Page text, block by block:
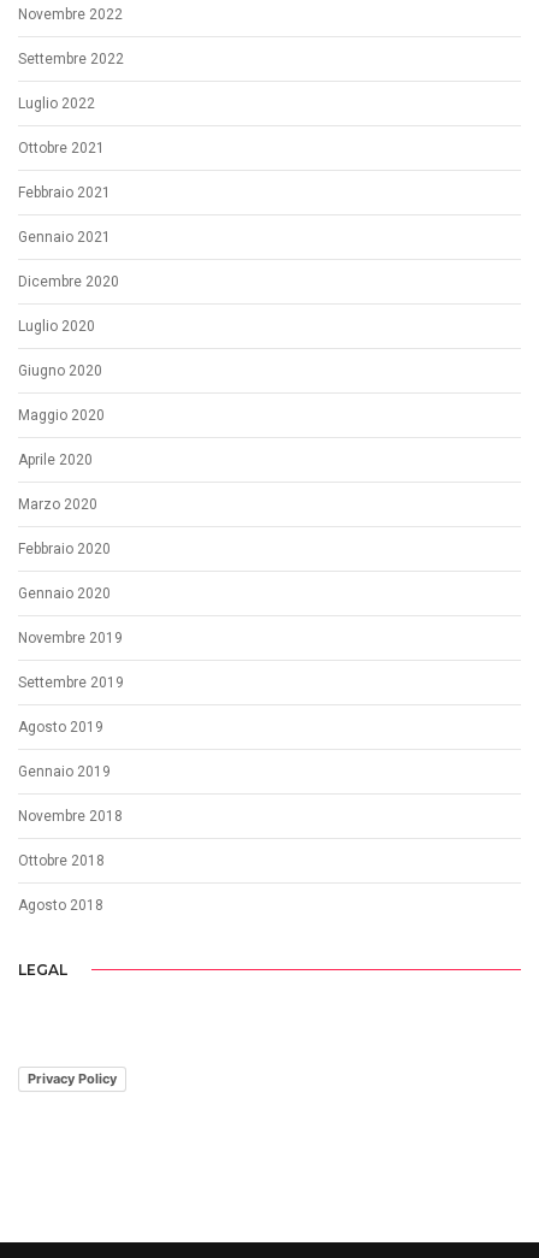
Novembre 2022
Settembre 2022
Luglio 2022
Ottobre 2021
Febbraio 2021
Gennaio 2021
Dicembre 2020
Luglio 2020
Giugno 2020
Maggio 2020
Aprile 2020
Marzo 2020
Febbraio 2020
Gennaio 2020
Novembre 2019
Settembre 2019
Agosto 2019
Gennaio 2019
Novembre 2018
Ottobre 2018
Agosto 2018
LEGAL
Privacy Policy